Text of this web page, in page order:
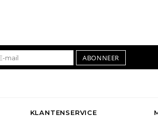
ABONNEER
KLANTENSERVICE